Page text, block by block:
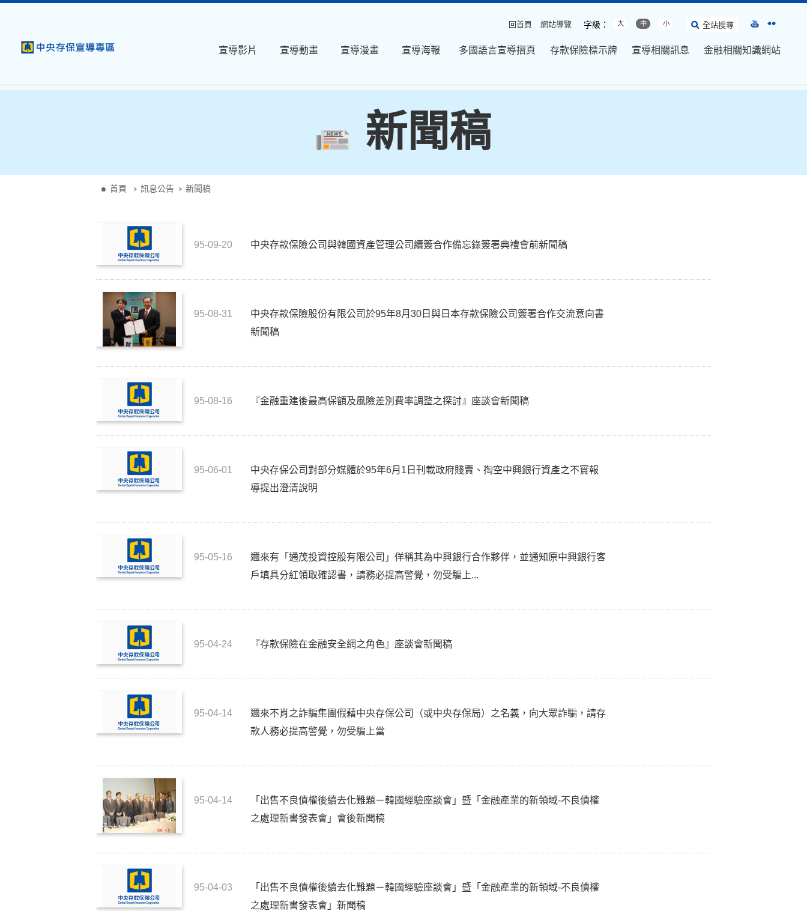
回首頁 網站導覽 字級： 大 中 小 全站搜尋
宣導影片 宣導動畫 宣導漫畫 宣導海報 多國語言宣導摺頁 存款保險標示牌 宣導相關訊息 金融相關知識網站
新聞稿
首頁 訊息公告 新聞稿
95-09-20 中央存款保險公司與韓國資產管理公司續簽合作備忘錄簽署典禮會前新聞稿
95-08-31
中央存款保險股份有限公司於95年8月30日與日本存款保險公司簽署合作交流意向書
新聞稿
95-08-16 『金融重建後最高保額及風險差別費率調整之探討』座談會新聞稿
95-06-01
中央存保公司對部分媒體於95年6月1日刊載政府賤賣、掏空中興銀行資產之不實報
導提出澄清說明
95-05-16
邇來有「通茂投資控股有限公司」佯稱其為中興銀行合作夥伴，並通知原中興銀行客
戶填具分紅領取確認書，請務必提高警覺，勿受騙上...
95-04-24 『存款保險在金融安全網之角色』座談會新聞稿
95-04-14
邇來不肖之詐騙集團假藉中央存保公司（或中央存保局）之名義，向大眾詐騙，請存
款人務必提高警覺，勿受騙上當
95-04-14
「出售不良債權後續去化難題－韓國經驗座談會」暨「金融產業的新領域-不良債權
之處理新書發表會」會後新聞稿
95-04-03
「出售不良債權後續去化難題－韓國經驗座談會」暨「金融產業的新領域-不良債權
之處理新書發表會」新聞稿